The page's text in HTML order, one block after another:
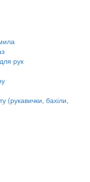
рук
(рукавички, бахіли,